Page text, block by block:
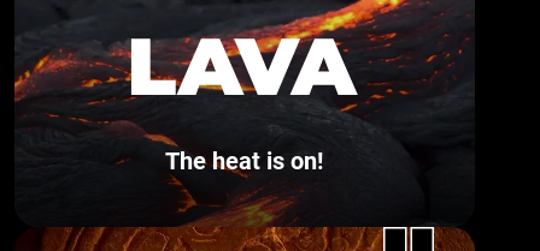
The heat is on!